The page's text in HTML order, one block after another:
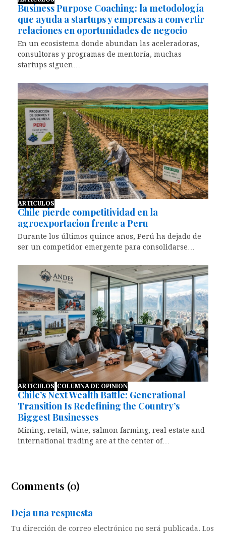
Business Purpose Coaching: la metodología
que ayuda a startups y empresas a convertir
relaciones en oportunidades de negocio
En un ecosistema donde abundan las aceleradoras,
consultoras y programas de mentoría, muchas
startups siguen…
ARTICULOS
Chile pierde competitividad en la
agroexportacion frente a Peru
Durante los últimos quince años, Perú ha dejado de
ser un competidor emergente para consolidarse…
ARTICULOS COLUMNA DE OPINION
Chile’s Next Wealth Battle: Generational
Transition Is Redefining the Country’s
Biggest Businesses
Mining, retail, wine, salmon farming, real estate and
international trading are at the center of…
Comments (0)
Deja una respuesta
Tu dirección de correo electrónico no será publicada. Los